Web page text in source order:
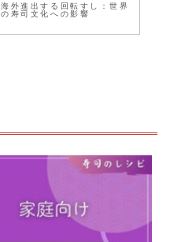
海外進出する回転すし：世界
の寿司文化への影響